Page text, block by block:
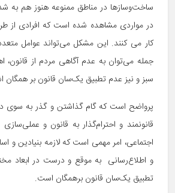
ساخت‌و‌سازها در مناطق ممنوعه هنوز هم به
در مواردی مشاهده شده است که افرادی از
کار می کنند. این مشکل می‌تواند عوامل
جمله می‌توان به عدم آگاهی مردم از
سبز و نیز عدم تطبیق یک‌سان قانون بر همگان
پرواضح است که گام گذاشتن و گذر به سوی
قانونمند و احترام‌گذار به قانون و
اجتماعی، امر مهمی است که لازمه بنیادین و
و اطلاع‌رسانی به موقع و درست در ابعاد
تطبیق یک‌سان قانون برهمگان است.